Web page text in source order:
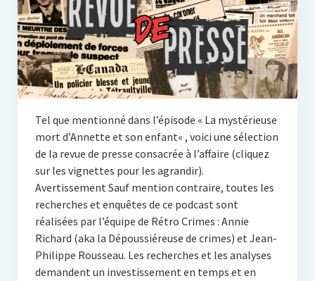
Tel que mentionné dans l’épisode « La mystérieuse
mort d’Annette et son enfant« , voici une sélection
de la revue de presse consacrée à l’affaire (cliquez
sur les vignettes pour les agrandir).
Avertissement Sauf mention contraire, toutes les
recherches et enquêtes de ce podcast sont
réalisées par l’équipe de Rétro Crimes : Annie
Richard (aka la Dépoussiéreuse de crimes) et Jean-
Philippe Rousseau. Les recherches et les analyses
demandent un investissement en temps et en